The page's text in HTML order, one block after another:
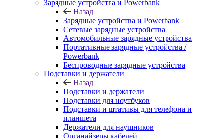
Зарядные устройства и Powerbank
Назад
Зарядные устройства и Powerbank
Сетевые зарядные устройства
Автомобильные зарядные устройства
Портативные зарядные устройства /
Powerbank
Беспроводные зарядные устройства
Подставки и держатели
Назад
Подставки и держатели
Подставки для ноутбуков
Подставки и штативы для телефона и
планшета
Держатели для наушников
Органайзеры кабелей